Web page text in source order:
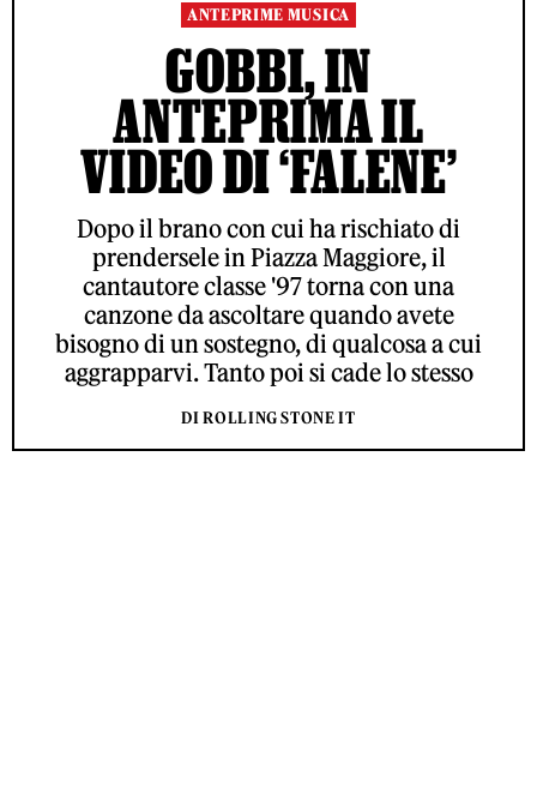
ANTEPRIME MUSICA
GOBBI, IN
ANTEPRIMA IL
VIDEO DI ‘FALENE’
Dopo il brano con cui ha rischiato di
prendersele in Piazza Maggiore, il
cantautore classe '97 torna con una
canzone da ascoltare quando avete
bisogno di un sostegno, di qualcosa a cui
aggrapparvi. Tanto poi si cade lo stesso
DI ROLLING STONE IT